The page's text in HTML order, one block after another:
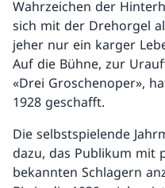
Wahrzeichen der
sich mit der Drehorgel
jeher nur ein karger
Auf die Bühne, zur
«Drei Groschenoper»,
1928 geschafft.
Die selbstspielende
dazu, das Publikum mit
bekannten Schlagern